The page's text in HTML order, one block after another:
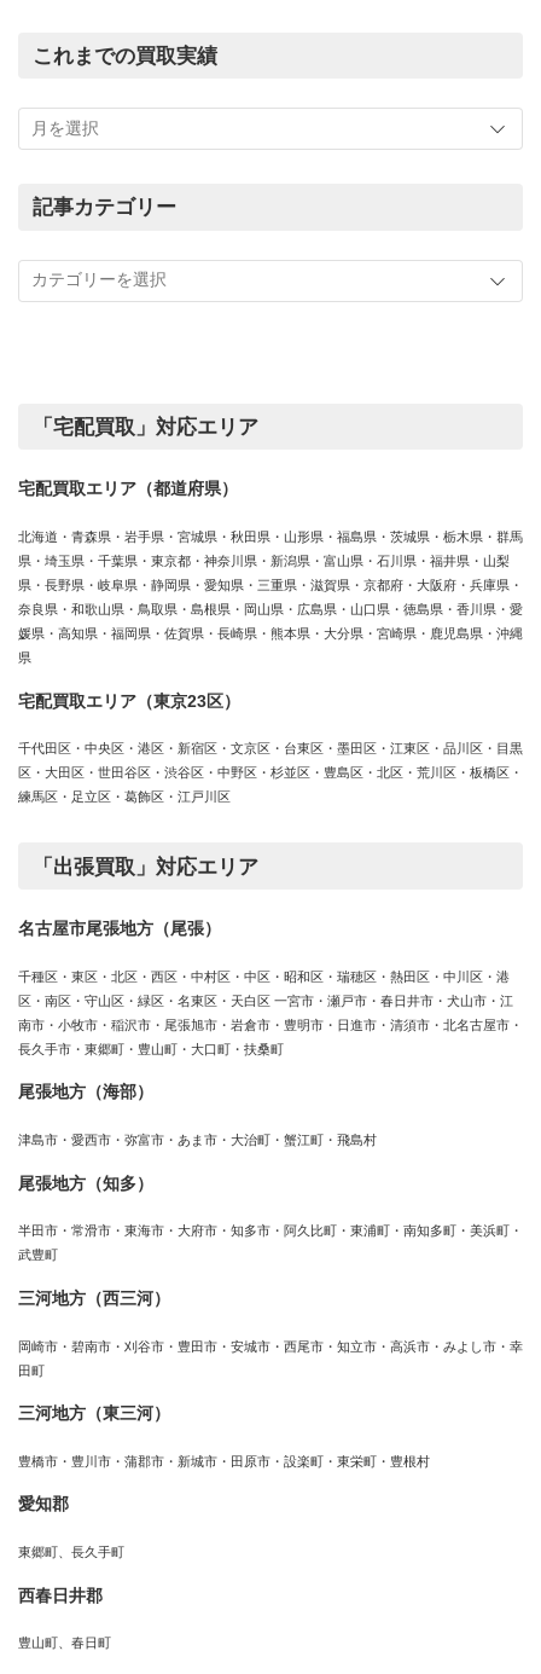
これまでの買取実績
ま
の
績
記事カテゴリー
カ
「宅配買取」対応エリア
宅配買取エリア（都道府県）
北海道・青森県・岩手県・宮城県・秋田県・山形県・福島県・茨城県・栃木県・群馬
県・埼玉県・千葉県・東京都・神奈川県・新潟県・富山県・石川県・福井県・山梨
県・長野県・岐阜県・静岡県・愛知県・三重県・滋賀県・京都府・大阪府・兵庫県・
奈良県・和歌山県・鳥取県・島根県・岡山県・広島県・山口県・徳島県・香川県・愛
媛県・高知県・福岡県・佐賀県・長崎県・熊本県・大分県・宮崎県・鹿児島県・沖縄
県
宅配買取エリア（東京23区）
千代田区・中央区・港区・新宿区・文京区・台東区・墨田区・江東区・品川区・目黒
区・大田区・世田谷区・渋谷区・中野区・杉並区・豊島区・北区・荒川区・板橋区・
練馬区・足立区・葛飾区・江戸川区
「出張買取」対応エリア
名古屋市尾張地方（尾張）
千種区・東区・北区・西区・中村区・中区・昭和区・瑞穂区・熱田区・中川区・港
区・南区・守山区・緑区・名東区・天白区 一宮市・瀬戸市・春日井市・犬山市・江
南市・小牧市・稲沢市・尾張旭市・岩倉市・豊明市・日進市・清須市・北名古屋市・
長久手市・東郷町・豊山町・大口町・扶桑町
尾張地方（海部）
津島市・愛西市・弥富市・あま市・大治町・蟹江町・飛島村
尾張地方（知多）
半田市・常滑市・東海市・大府市・知多市・阿久比町・東浦町・南知多町・美浜町・
武豊町
三河地方（西三河）
岡崎市・碧南市・刈谷市・豊田市・安城市・西尾市・知立市・高浜市・みよし市・幸
田町
三河地方（東三河）
豊橋市・豊川市・蒲郡市・新城市・田原市・設楽町・東栄町・豊根村
愛知郡
東郷町、長久手町
西春日井郡
豊山町、春日町